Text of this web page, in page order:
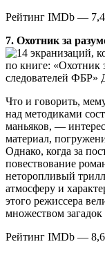
Рейтинг IMDb — 7,4
7. Охотник за
по книге: «Охотник
следователей ФБР»
Что и говорить,
над методиками
маньяков, —
материал,
Однако, когда за
повествование
неторопливый
атмосферу и
этого режиссера
множеством
Рейтинг IMDb — 8,6